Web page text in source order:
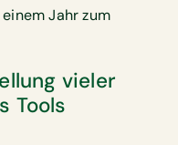
Jahr zum
vieler
Tools